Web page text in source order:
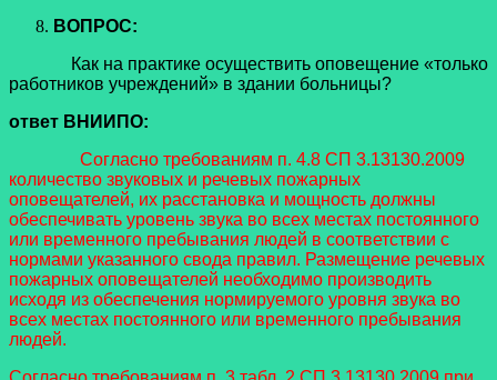
ВОПРОС:
Как на практике осуществить оповещение «только
работников учреждений» в здании больницы?
ответ ВНИИПО:
Согласно требованиям п. 4.8 СП 3.13130.2009
количество звуковых и речевых пожарных
оповещателей, их расстановка и мощность должны
обеспечивать уровень звука во всех местах постоянного
или временного пребывания людей в соответствии с
нормами указанного свода правил. Размещение речевых
пожарных оповещателей необходимо производить
исходя из обеспечения нормируемого уровня звука во
всех местах постоянного или временного пребывания
людей.